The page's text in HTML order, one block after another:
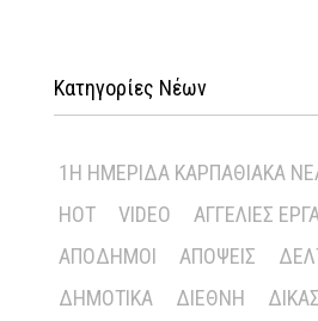
Κατηγορίες Νέων
1Η ΗΜΕΡΊΔΑ ΚΑΡΠΑΘΙΑΚΆ
HOT
VIDEO ΑΓΓΕΛΊΕΣ
ΑΠΌΔΗΜΟΙ
ΑΠΌΨΕΙΣ
ΔΗΜΟΤΙΚΆ
ΔΙΕΘΝΉ